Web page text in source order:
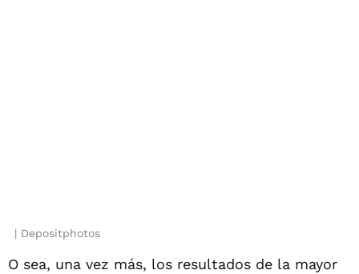
Depositphotos
O sea, una vez más, los resultados de la mayor